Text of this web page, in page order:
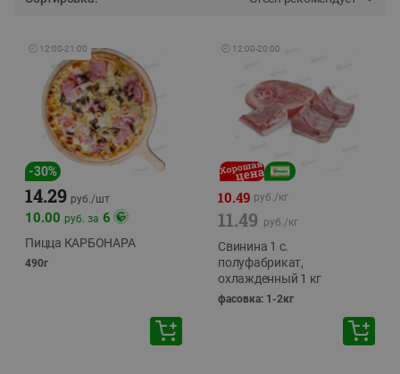
🕘 12:00-21:00
-30%
14.29 руб./шт
10.00 руб. за 6
Пицца КАРБОНАРА
490г
🕘 12:00-20:00
10.49 руб./кг
11.49 руб./кг
Свинина 1 с.
полуфабрикат,
охлажденный 1 кг
фасовка: 1-2кг